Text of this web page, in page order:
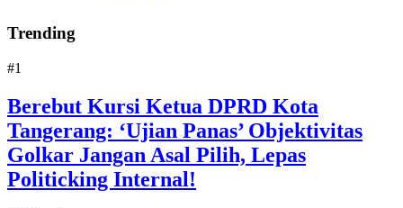
Trending
#1
Berebut Kursi Ketua DPRD Kota
Tangerang: ‘Ujian Panas’ Objektivitas
Golkar Jangan Asal Pilih, Lepas
Politicking Internal!